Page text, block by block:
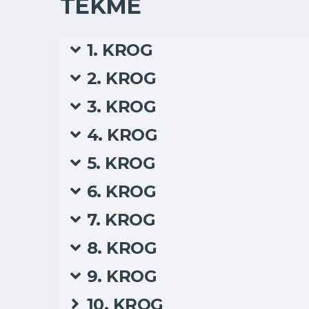
TEKME
1. KROG
2. KROG
3. KROG
4. KROG
5. KROG
6. KROG
7. KROG
8. KROG
9. KROG
10. KROG